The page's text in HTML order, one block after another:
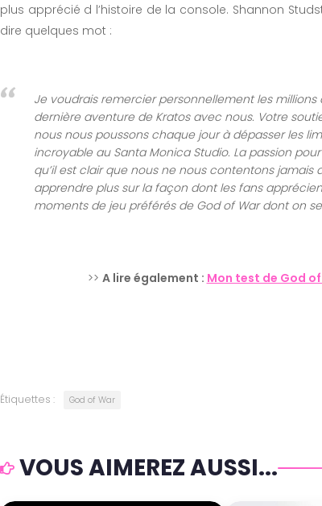
plus apprécié d l’histoire de la console. Shannon
dire quelques mot :
Je voudrais remercier personnellement les
dernière aventure de Kratos avec nous. Votre
nous nous poussons chaque jour à dépasser les
incroyable au Santa Monica Studio. La passion
qu’il est clair que nous ne nous contentons
apprendre plus sur la façon dont les fans
moments de jeu préférés de God of War dont on
>> A lire également : Mon test de God
Étiquettes : God of War
VOUS AIMEREZ AUSSI...